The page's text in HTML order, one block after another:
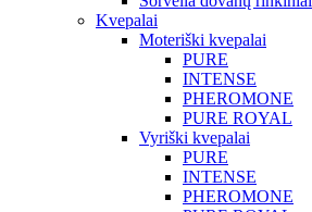
Kvepalai
Moteriški kvepalai
PURE
INTENSE
PHEROMONE
PURE ROYAL
Vyriški kvepalai
PURE
INTENSE
PHEROMONE